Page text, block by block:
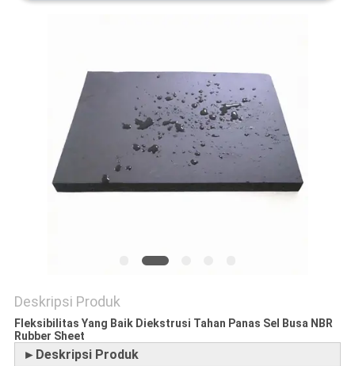
PRIVACY
POLICY
Deskripsi Produk
Fleksibilitas Yang Baik Diekstrusi Tahan Panas Sel Busa NBR
Rubber Sheet
►Deskripsi Produk